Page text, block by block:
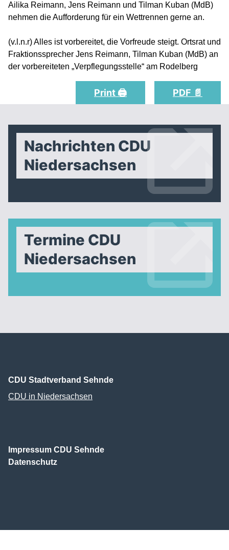
Ailika Reimann, Jens Reimann und Tilman Kuban (MdB)
nehmen die Aufforderung für ein Wettrennen gerne an.
(v.l.n.r) Alles ist vorbereitet, die Vorfreude steigt. Ortsrat und
Fraktionssprecher Jens Reimann, Tilman Kuban (MdB) an
der vorbereiteten „Verpflegungsstelle“ am Rodelberg
Print 🖨 PDF 📄
Nachrichten CDU
Niedersachsen
Termine CDU
Niedersachsen
CDU Stadtverband Sehnde
CDU in Niedersachsen
Impressum CDU Sehnde
Datenschutz